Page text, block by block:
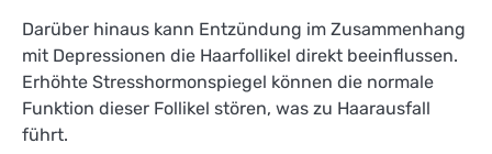
Darüber hinaus kann Entzündung im Zusammenhang
mit Depressionen die Haarfollikel direkt beeinflussen.
Erhöhte Stresshormonspiegel können die normale
Funktion dieser Follikel stören, was zu Haarausfall
führt.